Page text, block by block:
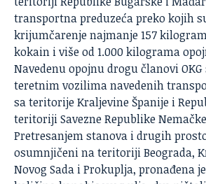
transportna preduzeća preko kojih
krijumčarenje najmanje 157
kokain i više od 1.000 kilograma
Navedenu opojnu drogu članovi
teretnim vozilima navedenih
sa teritorije Kraljevine Španije i
teritoriji Savezne Republike
Pretresanjem stanova i drugih
osumnjičeni na teritoriji Beograda,
Novog Sada i Prokuplja, pronađena